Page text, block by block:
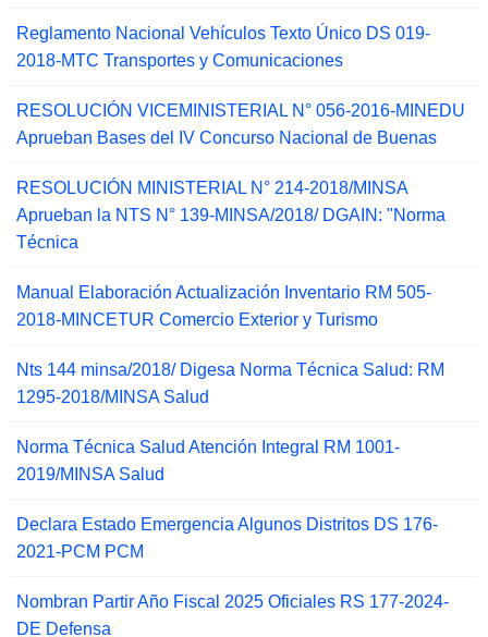
Reglamento Nacional Vehículos Texto Único DS 019-
2018-MTC Transportes y Comunicaciones
RESOLUCIÓN VICEMINISTERIAL N° 056-2016-MINEDU
Aprueban Bases del IV Concurso Nacional de Buenas
RESOLUCIÓN MINISTERIAL N° 214-2018/MINSA
Aprueban la NTS N° 139-MINSA/2018/ DGAIN: "Norma
Técnica
Manual Elaboración Actualización Inventario RM 505-
2018-MINCETUR Comercio Exterior y Turismo
Nts 144 minsa/2018/ Digesa Norma Técnica Salud: RM
1295-2018/MINSA Salud
Norma Técnica Salud Atención Integral RM 1001-
2019/MINSA Salud
Declara Estado Emergencia Algunos Distritos DS 176-
2021-PCM PCM
Nombran Partir Año Fiscal 2025 Oficiales RS 177-2024-
DE Defensa